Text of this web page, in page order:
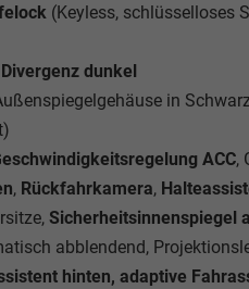
(Keyless, schlüsselloses
dunkel
in
ACC,
, Rückfahrkamera,
Sicherheitsinnenspiegel
abblendend,
hinten, adaptive